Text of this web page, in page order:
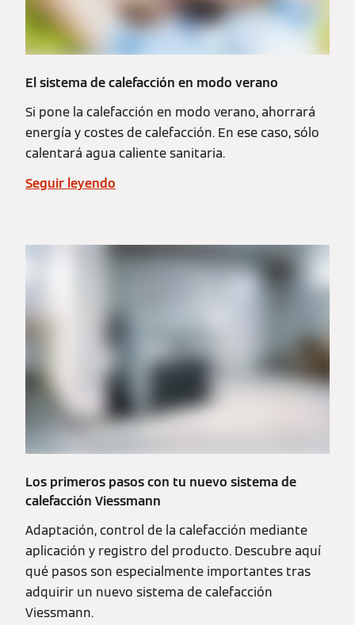
El sistema de calefacción en modo verano
Si pone la calefacción en modo verano, ahorrará
energía y costes de calefacción. En ese caso, sólo
calentará agua caliente sanitaria.
Seguir leyendo
Los primeros pasos con tu nuevo sistema de
calefacción Viessmann
Adaptación, control de la calefacción mediante
aplicación y registro del producto. Descubre aquí
qué pasos son especialmente importantes tras
adquirir un nuevo sistema de calefacción
Viessmann.